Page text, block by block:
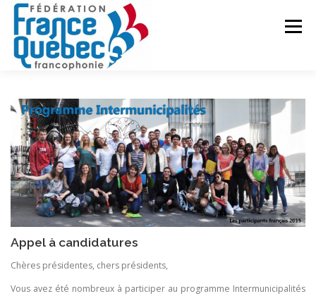
Aller
contenu
Menu
FÉDÉRATION ACTIVITÉS PUBLICATIONS
ACTUALITÉS CONGRÈS COMMUN CONTACT
INTRANET
Appel à candidatures
Chères présidentes, chers présidents,
Vous avez été nombreux à participer au programme Intermunicipalités